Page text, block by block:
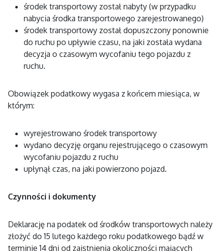
środek transportowy został nabyty (w przypadku
nabycia środka transportowego zarejestrowanego)
środek transportowy został dopuszczony ponownie
do ruchu po upływie czasu, na jaki została wydana
decyzja o czasowym wycofaniu tego pojazdu z
ruchu.
Obowiązek podatkowy wygasa z końcem miesiąca, w
którym:
wyrejestrowano środek transportowy
wydano decyzję organu rejestrującego o czasowym
wycofaniu pojazdu z ruchu
upłynął czas, na jaki powierzono pojazd.
Czynności i dokumenty
Deklarację na podatek od środków transportowych należy
złożyć do 15 lutego każdego roku podatkowego bądź w
terminie 14 dni od zaistnienia okoliczności mających